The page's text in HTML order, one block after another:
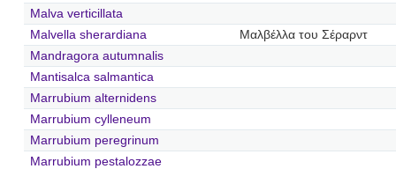
Malva verticillata
Malvella sherardiana
Μαλβέλλα του Σέραρντ
Mandragora autumnalis
Mantisalca salmantica
Marrubium alternidens
Marrubium cylleneum
Marrubium peregrinum
Marrubium pestalozzae